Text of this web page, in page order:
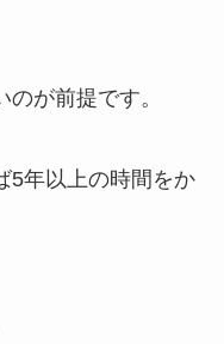
が前提です。
5年以上の時間をか